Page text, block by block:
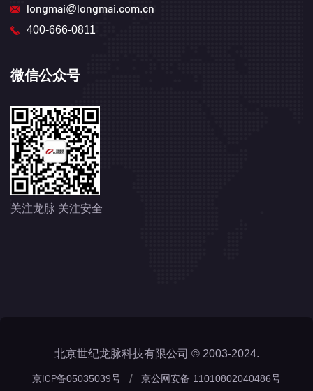
longmai@longmai.com.cn
400-666-0811
微信公众号
关注龙脉 关注安全
北京世纪龙脉科技有限公司 © 2003-2024.
京ICP备05035039号 / 京公网安备 11010802040486号